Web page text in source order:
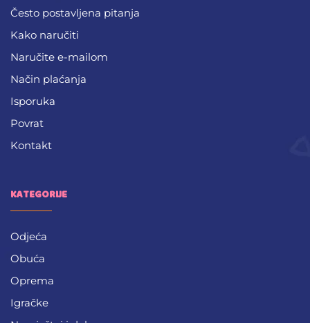
Često postavljena pitanja
Kako naručiti
Naručite e-mailom
Način plaćanja
Isporuka
Povrat
Kontakt
KATEGORIJE
Odjeća
Obuća
Oprema
Igračke